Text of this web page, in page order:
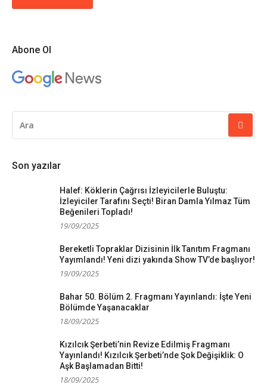
Abone Ol
YAP:
Son yazılar
Halef: Köklerin Çağrısı İzleyicilerle Buluştu:
İzleyiciler Tarafını Seçti! Biran Damla Yılmaz Tüm
Beğenileri Topladı!
19/09/2025
Bereketli Topraklar Dizisinin İlk Tanıtım Fragmanı
Yayımlandı! Yeni dizi yakında Show TV’de başlıyor!
19/09/2025
Bahar 50. Bölüm 2. Fragmanı Yayınlandı: İşte Yeni
Bölümde Yaşanacaklar
18/09/2025
Kızılcık Şerbeti’nin Revize Edilmiş Fragmanı
Yayınlandı! Kızılcık Şerbeti’nde Şok Değişiklik: O
Aşk Başlamadan Bitti!
18/09/2025